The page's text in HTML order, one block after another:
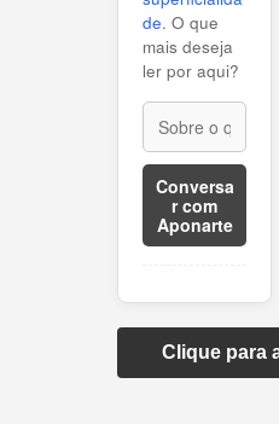
de. O que
mais deseja
ler por aqui?
Conversa
r com
Aponarte
Clique para